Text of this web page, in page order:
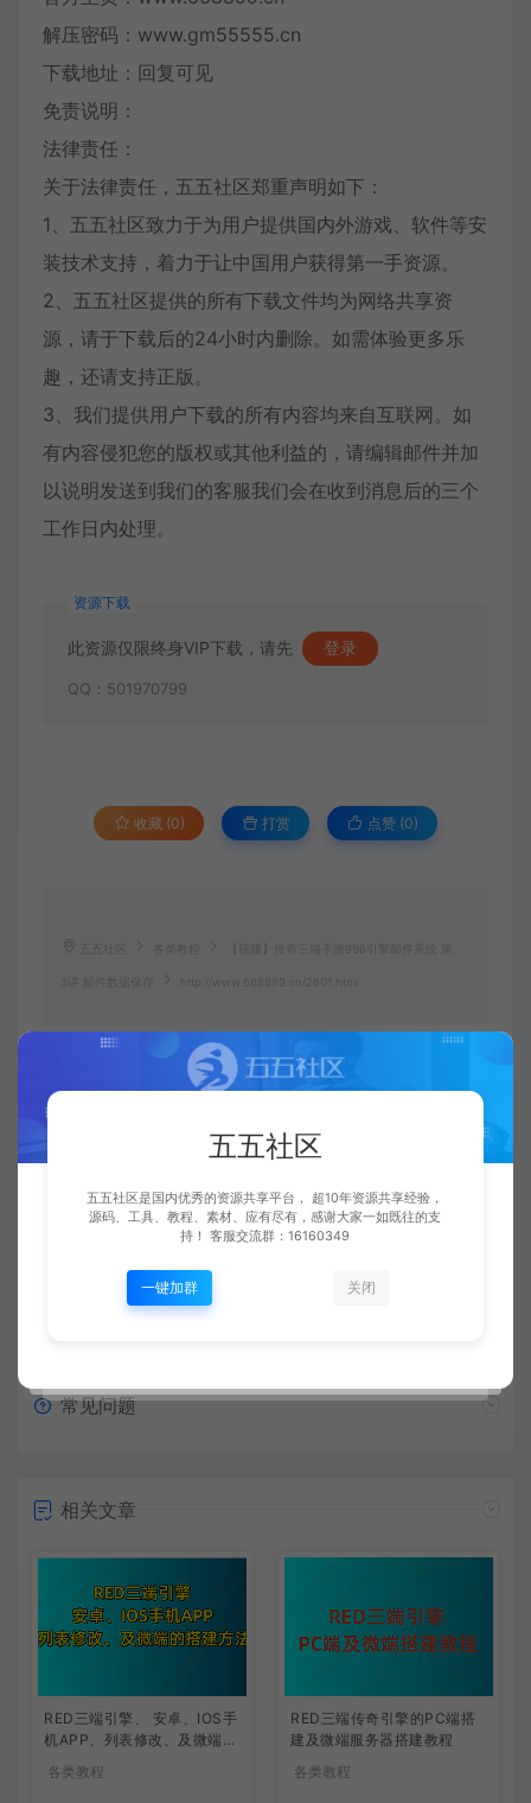
解压密码：www.gm55555.cn
下载地址：回复可见
免责说明：
法律责任：
关于法律责任，五五社区郑重声明如下：
1、五五社区致力于为用户提供国内外游戏、软件等安
装技术支持，着力于让中国用户获得第一手资源。
2、五五社区提供的所有下载文件均为网络共享资
源，请于下载后的24小时内删除。如需体验更多乐
趣，还请支持正版。
3、我们提供用户下载的所有内容均来自互联网。如
有内容侵犯您的版权或其他利益的，请编辑邮件并加
以说明发送到我们的客服我们会在收到消息后的三个
工作日内处理。
资源下载
此资源仅限终身VIP下载，请先 登录
QQ：501970799
收藏 (0) 打赏 点赞 (0)
五五社区 各类教程 【视频】传奇三端手游996引擎邮件系统 第
3讲 邮件数据保存 http://www.668899.cn/2601.html
五五社区 生成海报
上一篇：
【视频】传奇三端手游996引擎邮件系统 第2讲 邮件阅读和获取邮件物品触发
常见问题
相关文章
RED三端引擎、 安卓、IOS手
机APP、列表修改、及微端的
各类教程
RED三端传奇引擎的PC端搭
建及微端服务器搭建教程
各类教程
五五社区
五五社区是国内优秀的资源共享平台， 超10年资源共享经验，
源码、工具、教程、素材、应有尽有，感谢大家一如既往的支
持！ 客服交流群：16160349
一键加群 关闭